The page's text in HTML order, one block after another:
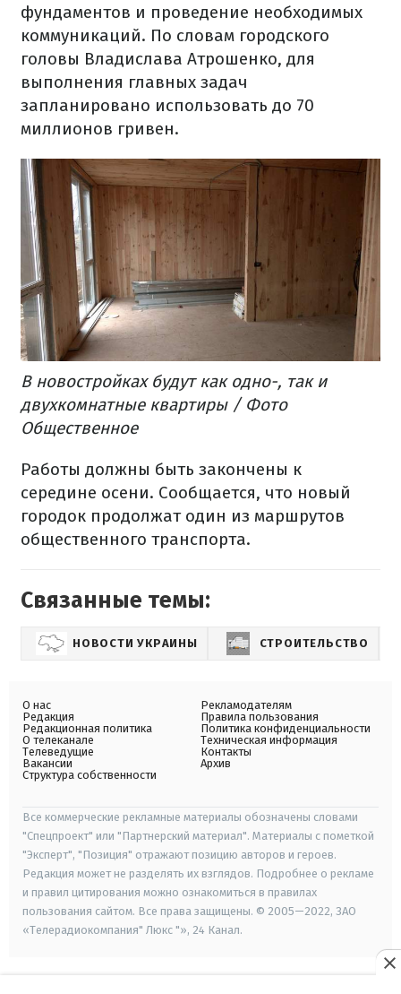
фундаментов и проведение необходимых
коммуникаций. По словам городского
головы Владислава Атрошенко, для
выполнения главных задач
запланировано использовать до 70
миллионов гривен.
В новостройках будут как одно-, так и
двухкомнатные квартиры / Фото
Общественное
Работы должны быть закончены к
середине осени. Сообщается, что новый
городок продолжат один из маршрутов
общественного транспорта.
Связанные темы:
НОВОСТИ УКРАИНЫ СТРОИТЕЛЬСТВО
О нас
Редакция
Редакционная политика
О телеканале
Телеведущие
Вакансии
Структура собственности
Рекламодателям
Правила пользования
Политика конфиденциальности
Техническая информация
Контакты
Архив
Все коммерческие рекламные материалы обозначены словами
"Спецпроект" или "Партнерский материал". Материалы с пометкой
"Эксперт", "Позиция" отражают позицию авторов и героев.
Редакция может не разделять их взглядов. Подробнее о рекламе
и правил цитирования можно ознакомиться в правилах
пользования сайтом. Все права защищены. © 2005—2022, ЗАО
«Телерадиокомпания" Люкс "», 24 Канал.